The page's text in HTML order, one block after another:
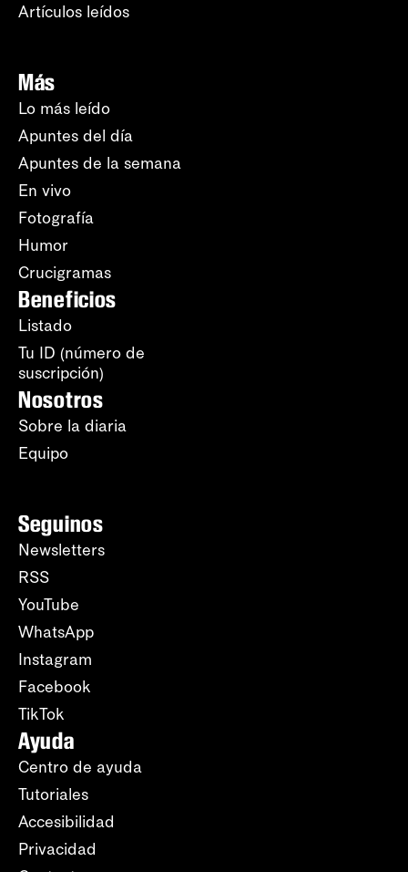
Artículos leídos
Más
Lo más leído
Apuntes del día
Apuntes de la semana
En vivo
Fotografía
Humor
Crucigramas
Beneficios
Listado
Tu ID (número de
suscripción)
Nosotros
Sobre la diaria
Equipo
Seguinos
Newsletters
RSS
YouTube
WhatsApp
Instagram
Facebook
TikTok
Ayuda
Centro de ayuda
Tutoriales
Accesibilidad
Privacidad